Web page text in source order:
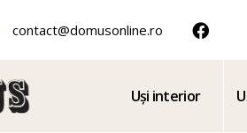
contact@domusonline.ro
Uși interior